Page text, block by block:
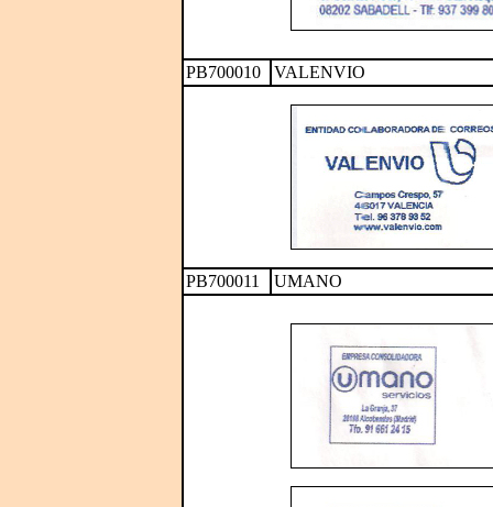
PB700010 VALENVIO
PB700011 UMANO